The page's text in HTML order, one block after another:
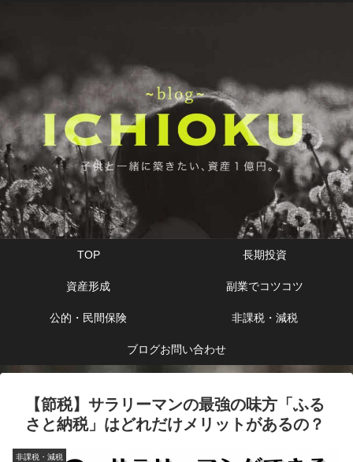
TOP 長期投資
資産形成 副業でコツコツ
公的・民間保険 非課税・減税
ブログお問い合わせ
【節税】サラリーマンの最強の味方「ふる
さと納税」はどれだけメリットがあるの？
非課税・減税